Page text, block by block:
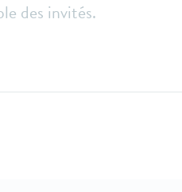
des invités.